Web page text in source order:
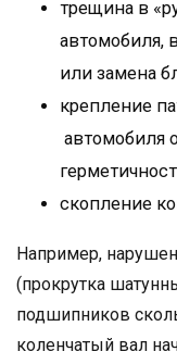
трещина в
автомобиля,
или замена
крепление
автомобиля
скопление
Например,
(прокрутка
подшипников
коленчатый вал